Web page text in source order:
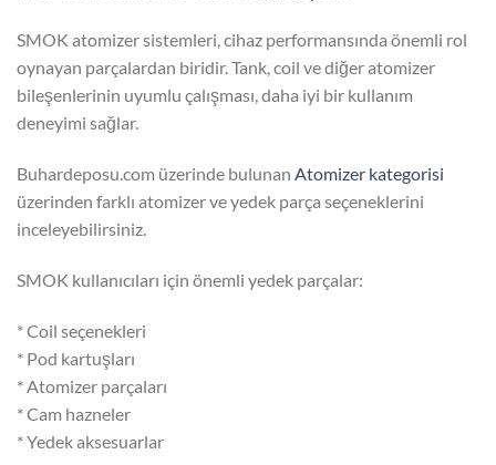
SMOK atomizer sistemleri, cihaz performansında önemli rol
oynayan parçalardan biridir. Tank, coil ve diğer atomizer
bileşenlerinin uyumlu çalışması, daha iyi bir kullanım
deneyimi sağlar.
Buhardeposu.com üzerinde bulunan Atomizer kategorisi
üzerinden farklı atomizer ve yedek parça seçeneklerini
inceleyebilirsiniz.
SMOK kullanıcıları için önemli yedek parçalar:
* Coil seçenekleri
* Pod kartuşları
* Atomizer parçaları
* Cam hazneler
* Yedek aksesuarlar